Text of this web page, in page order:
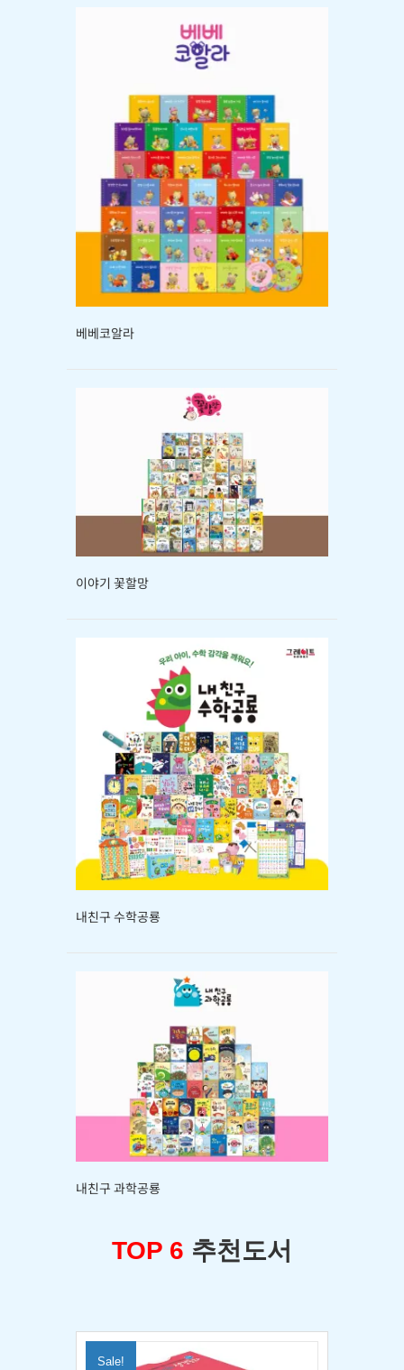
베베코알라
이야기 꽃할망
내친구 수학공룡
내친구 과학공룡
TOP 6 추천도서
Sale!